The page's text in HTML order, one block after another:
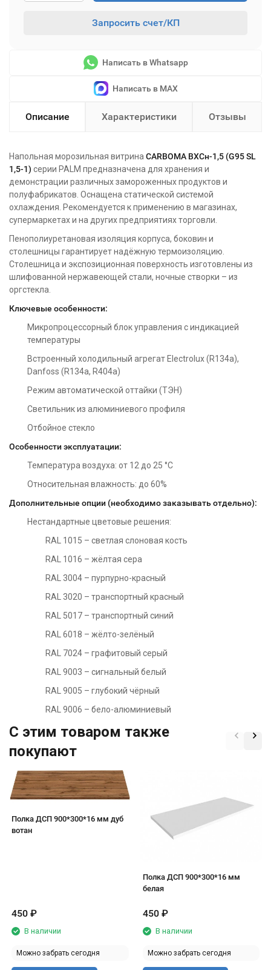
Запросить счет/КП
Написать в Whatsapp
Написать в MAX
Описание Характеристики Отзывы
Напольная морозильная витрина CARBOMA ВХСн-1,5 (G95 SL
1,5-1) серии PALM предназначена для хранения и
демонстрации различных замороженных продуктов и
полуфабрикатов. Оснащена статической системой
охлаждения. Рекомендуется к применению в магазинах,
супермаркетах и на других предприятиях торговли.
Пенополиуретановая изоляция корпуса, боковин и
столешницы гарантирует надёжную термоизоляцию.
Столешница и экспозиционная поверхность изготовлены из
шлифованной нержавеющей стали, ночные створки – из
оргстекла.
Ключевые особенности:
Микропроцессорный блок управления с индикацией
температуры
Встроенный холодильный агрегат Electrolux (R134a),
Danfoss (R134a, R404a)
Режим автоматической оттайки (ТЭН)
Светильник из алюминиевого профиля
Отбойное стекло
Особенности эксплуатации:
Температура воздуха: от 12 до 25 °С
Относительная влажность: до 60%
Дополнительные опции (необходимо заказывать отдельно):
Нестандартные цветовые решения:
RAL 1015 – светлая слоновая кость
RAL 1016 – жёлтая сера
RAL 3004 – пурпурно-красный
RAL 3020 – транспортный красный
RAL 5017 – транспортный синий
RAL 6018 – жёлто-зелёный
RAL 7024 – графитовый серый
RAL 9003 – сигнальный белый
RAL 9005 – глубокий чёрный
RAL 9006 – бело-алюминиевый
C этим товаром также
покупают
Полка ДСП 900*300*16 мм дуб
вотан
450 ₽
В наличии
Можно забрать сегодня
Полка ДСП 900*300*16 мм
белая
450 ₽
В наличии
Можно забрать сегодня